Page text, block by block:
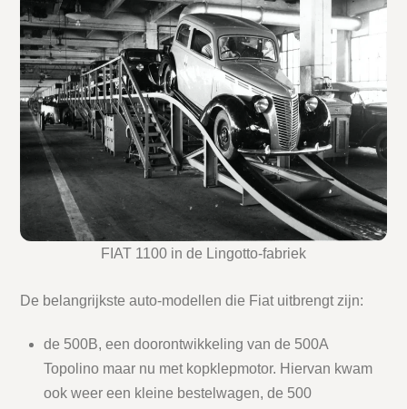
FIAT 1100 in de Lingotto-fabriek
De belangrijkste auto-modellen die Fiat uitbrengt zijn:
de 500B, een doorontwikkeling van de 500A
Topolino maar nu met kopklepmotor. Hiervan kwam
ook weer een kleine bestelwagen, de 500